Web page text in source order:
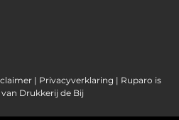
| Privacyverklaring | Ruparo is
Drukkerij de Bij